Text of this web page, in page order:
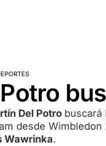
Del Potro buscará
desde Wimbledon
Wawrinka.